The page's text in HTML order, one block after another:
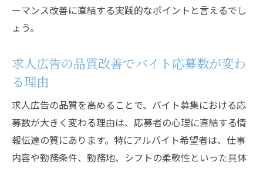
求人広告の品質スコアを高めるポイントと
夫
広告の品質スコア向上で採用効率アップへ
求人広告の品質スコアを上げる採用戦略と
は
バイト採用に効果的な広告品質スコアの高
め方
ーマンス改善に直結する実践的なポイントと言えるでし
ょう。
求人広告の品質改善でバイト応募数が変わ
る理由
求人広告の品質を高めることで、バイト募集における応
募数が大きく変わる理由は、応募者の心理に直結する情
報伝達の質にあります。特にアルバイト希望者は、仕事
内容や勤務条件、勤務地、シフトの柔軟性といった具体